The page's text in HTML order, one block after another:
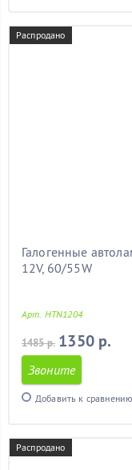
Распродано
Галогенные
12V, 60/55W
Арт. HTN1204
1485 р. 1350 р.
Звоните
Добавить к сравнению
Распродано